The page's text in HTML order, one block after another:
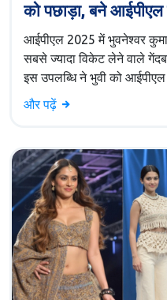
को पछाड़ा, बने
आईपीएल 2025 में भुवनेश्वर
सबसे ज्यादा विकेट लेने वाले
इस उपलब्धि ने भुवी को
और पढ़ें